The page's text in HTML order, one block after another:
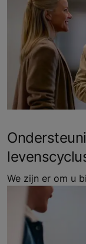
We zijn er om u